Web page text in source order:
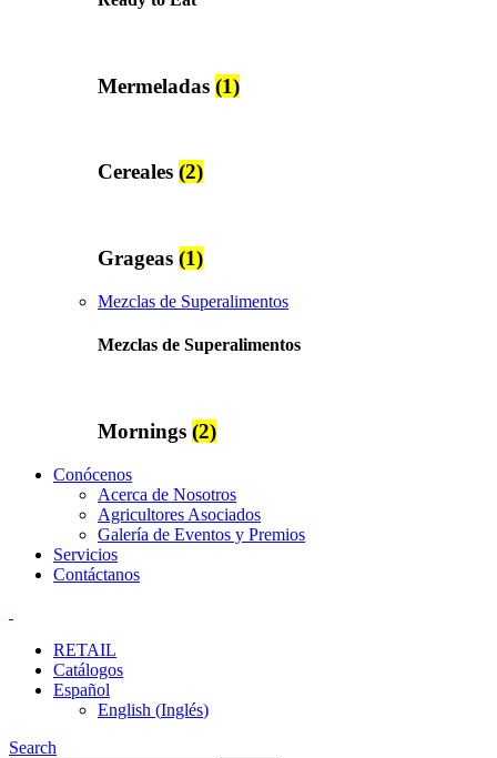
Mermeladas (1)
Cereales (2)
Grageas (1)
Mezclas de Superalimentos
Mezclas de Superalimentos
Mornings (2)
Conócenos
Acerca de Nosotros
Agricultores Asociados
Galería de Eventos y Premios
Servicios
Contáctanos
RETAIL
Catálogos
Español
English (Inglés)
Search